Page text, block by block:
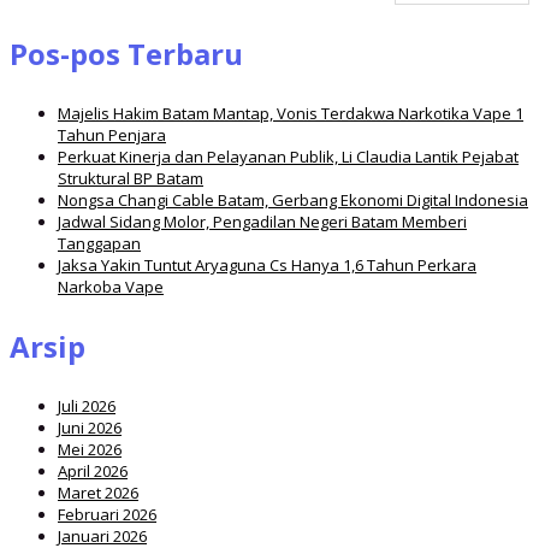
Pos-pos Terbaru
Majelis Hakim Batam Mantap, Vonis Terdakwa Narkotika Vape 1
Tahun Penjara
Perkuat Kinerja dan Pelayanan Publik, Li Claudia Lantik Pejabat
Struktural BP Batam
Nongsa Changi Cable Batam, Gerbang Ekonomi Digital Indonesia
Jadwal Sidang Molor, Pengadilan Negeri Batam Memberi
Tanggapan
Jaksa Yakin Tuntut Aryaguna Cs Hanya 1,6 Tahun Perkara
Narkoba Vape
Arsip
Juli 2026
Juni 2026
Mei 2026
April 2026
Maret 2026
Februari 2026
Januari 2026